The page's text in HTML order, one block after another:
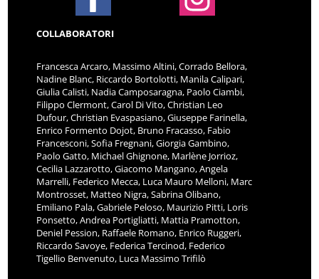
COLLABORATORI
Francesca Arcaro, Massimo Altini, Corrado Bellora,
Nadine Blanc, Riccardo Bortolotti, Manila Calipari,
Giulia Calisti, Nadia Camposaragna, Paolo Ciambi,
Filippo Clermont, Carol Di Vito, Christian Leo
Dufour, Christian Evaspasiano, Giuseppe Farinella,
Enrico Formento Dojot, Bruno Fracasso, Fabio
Francesconi, Sofia Fregnani, Giorgia Gambino,
Paolo Gatto, Michael Ghignone, Marlène Jorrioz,
Cecilia Lazzarotto, Giacomo Mangano, Angela
Marrelli, Federico Mecca, Luca Mauro Melloni, Marc
Montrosset, Matteo Nigra, Sabrina Olibano,
Emiliano Pala, Gabriele Peloso, Maurizio Pitti, Loris
Ponsetto, Andrea Portigliatti, Mattia Pramotton,
Deniel Pession, Raffaele Romano, Enrico Ruggeri,
Riccardo Savoye, Federica Tercinod, Federico
Tigellio Benvenuto, Luca Massimo Trifilò